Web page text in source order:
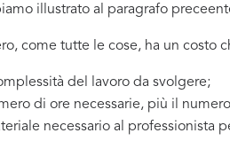
illustrato al paragrafo
come tutte le cose, ha un costo
del lavoro da svolgere;
di ore necessarie, più il
necessario al professionista